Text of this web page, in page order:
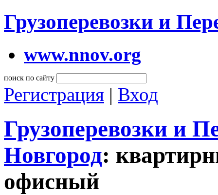
Грузоперевозки и
www.nnov.org
поиск по сайту
Регистрация | Вход
Грузоперевозки и
Новгород:
офисный